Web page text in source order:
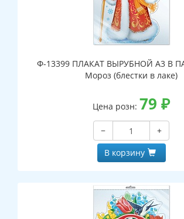
Ф-13399 ПЛАКАТ ВЫРУБНОЙ А3 В
Мороз (блестки в лаке)
Цена розн: 79 ₽
−
+
В корзину